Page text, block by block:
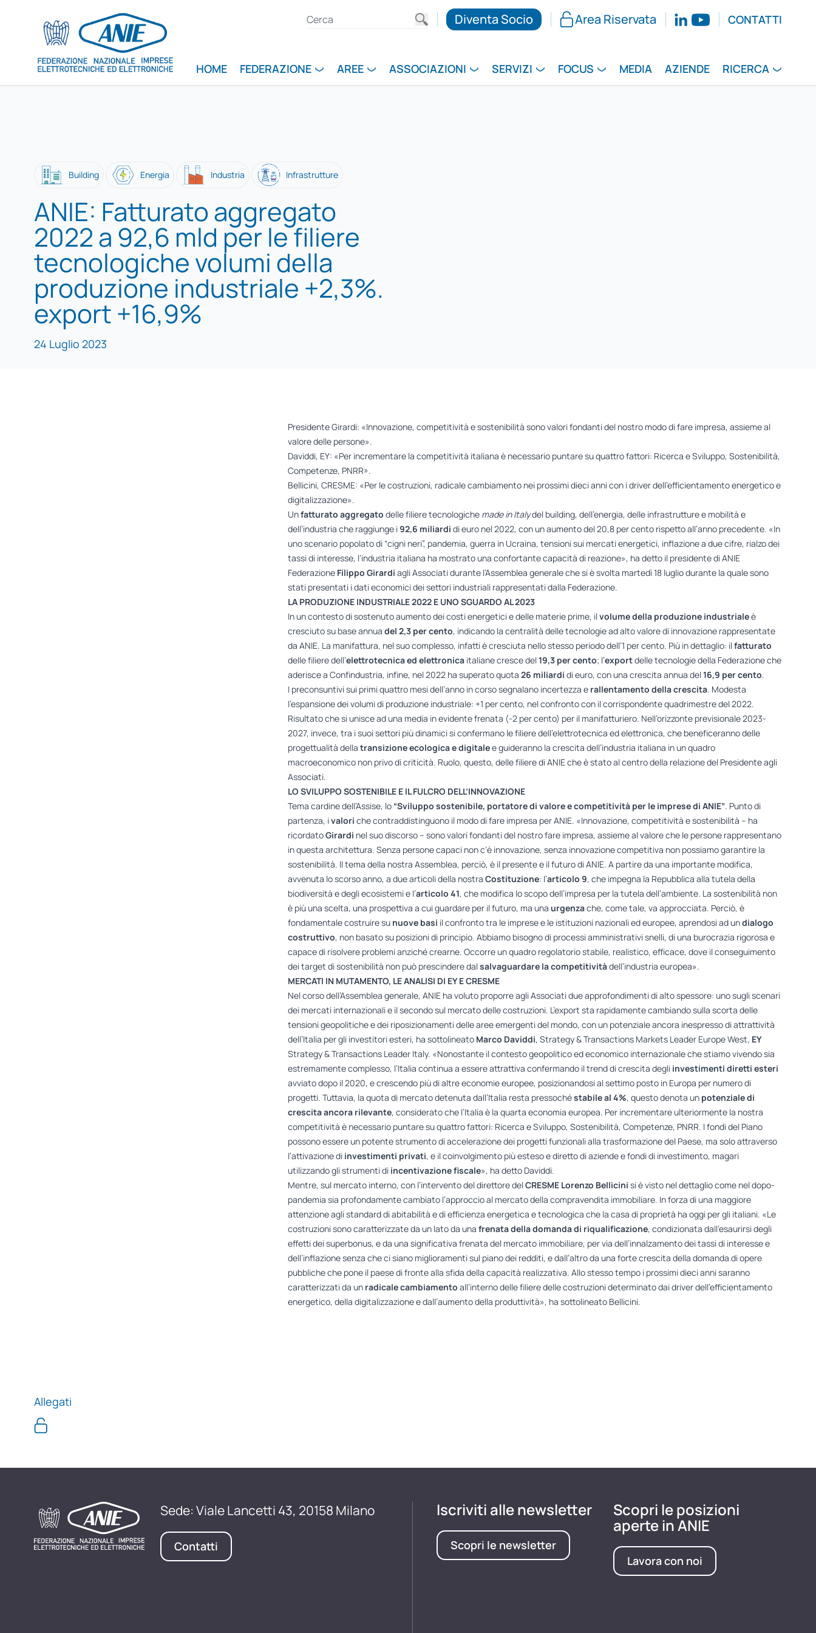
Diventa Socio Area Riservata CONTATTI
HOME FEDERAZIONE AREE ASSOCIAZIONI SERVIZI FOCUS MEDIA AZIENDE RICERCA
Building Energia Industria Infrastrutture
ANIE: Fatturato aggregato
2022 a 92,6 mld per le filiere
tecnologiche volumi della
produzione industriale +2,3%.
export +16,9%
24 Luglio 2023
Presidente Girardi: «Innovazione, competitività e sostenibilità sono valori fondanti del nostro modo di fare impresa, assieme al
valore delle persone».
Daviddi, EY: «Per incrementare la competitività italiana è necessario puntare su quattro fattori: Ricerca e Sviluppo, Sostenibilità,
Competenze, PNRR».
Bellicini, CRESME: «Per le costruzioni, radicale cambiamento nei prossimi dieci anni con i driver dell’efficientamento energetico e
digitalizzazione».
Unfatturato aggregato delle filiere tecnologiche made in Italydel building, dell’energia, delle infrastrutture e mobilità e
dell’industria che raggiunge i92,6 miliardi di euro nel 2022, con un aumento del 20,8 per cento rispetto all’anno precedente. «In
uno scenario popolato di “cigni neri”, pandemia, guerra in Ucraina, tensioni sui mercati energetici, inflazione a due cifre, rialzo dei
tassi di interesse, l’industria italiana ha mostrato una confortante capacità di reazione», ha detto il presidente di ANIE
Federazione Filippo Girardi agli Associati durante l’Assemblea generale che si è svolta martedì 18 luglio durante la quale sono
stati presentati i dati economici dei settori industriali rappresentati dalla Federazione.
LA PRODUZIONE INDUSTRIALE 2022 E UNO SGUARDO AL 2023
In un contesto di sostenuto aumento dei costi energetici e delle materie prime, ilvolume della produzione industrialeè
cresciuto su base annua del 2,3 per cento, indicando la centralità delle tecnologie ad alto valore di innovazione rappresentate
da ANIE. La manifattura, nel suo complesso, infatti è cresciuta nello stesso periodo dell’1 per cento. Più in dettaglio: ilfatturato
delle filiere dell’elettrotecnica ed elettronicaitaliane cresce del19,3 per cento; l’exportdelle tecnologie della Federazione che
aderisce a Confindustria, infine, nel 2022 ha superato quota 26 miliardi di euro, con una crescita annua del16,9 per cento.
I preconsuntivi sui primi quattro mesi dell’anno in corso segnalano incertezza e rallentamento della crescita. Modesta
l’espansione dei volumi di produzione industriale: +1 per cento, nel confronto con il corrispondente quadrimestre del 2022.
Risultato che si unisce ad una media in evidente frenata (-2 per cento) per il manifatturiero. Nell’orizzonte previsionale 2023-
2027, invece, tra i suoi settori più dinamici si confermano le filiere dell’elettrotecnica ed elettronica, che beneficeranno delle
progettualità della transizione ecologica e digitalee guideranno la crescita dell’industria italiana in un quadro
macroeconomico non privo di criticità. Ruolo, questo, delle filiere di ANIE che è stato al centro della relazione del Presidente agli
Associati.
LO SVILUPPO SOSTENIBILE E IL FULCRO DELL’INNOVAZIONE
Tema cardine dell’Assise, lo “Sviluppo sostenibile, portatore di valore e competitività per le imprese di ANIE”. Punto di
partenza, ivalori che contraddistinguono il modo di fare impresa per ANIE. «Innovazione, competitività e sostenibilità – ha
ricordatoGirardi nel suo discorso – sono valori fondanti del nostro fare impresa, assieme al valore che le persone rappresentano
in questa architettura. Senza persone capaci non c’è innovazione, senza innovazione competitiva non possiamo garantire la
sostenibilità. Il tema della nostra Assemblea, perciò, è il presente e il futuro di ANIE. A partire da una importante modifica,
avvenuta lo scorso anno, a due articoli della nostra Costituzione: l’articolo 9, che impegna la Repubblica alla tutela della
biodiversità e degli ecosistemi e l’articolo 41, che modifica lo scopo dell’impresa per la tutela dell’ambiente. La sostenibilità non
è più una scelta, una prospettiva a cui guardare per il futuro, ma una urgenzache, come tale, va approcciata. Perciò, è
fondamentale costruire su nuove basi il confronto tra le imprese e le istituzioni nazionali ed europee, aprendosi ad undialogo
costruttivo, non basato su posizioni di principio. Abbiamo bisogno di processi amministrativi snelli, di una burocrazia rigorosa e
capace di risolvere problemi anziché crearne. Occorre un quadro regolatorio stabile, realistico, efficace, dove il conseguimento
dei target di sostenibilità non può prescindere dalsalvaguardare la competitivitàdell’industria europea».
MERCATI IN MUTAMENTO, LE ANALISI DI EY E CRESME
Nel corso dell’Assemblea generale, ANIE ha voluto proporre agli Associati due approfondimenti di alto spessore: uno sugli scenari
dei mercati internazionali e il secondo sul mercato delle costruzioni. L’export sta rapidamente cambiando sulla scorta delle
tensioni geopolitiche e dei riposizionamenti delle aree emergenti del mondo, con un potenziale ancora inespresso di attrattività
dell’Italia per gli investitori esteri, ha sottolineato Marco Daviddi, Strategy & Transactions Markets Leader Europe West, EY
Strategy & Transactions Leader Italy. «Nonostante il contesto geopolitico ed economico internazionale che stiamo vivendo sia
estremamente complesso, l’Italia continua a essere attrattiva confermando il trend di crescita degli investimenti diretti esteri
avviato dopo il 2020, e crescendo più di altre economie europee, posizionandosi al settimo posto in Europa per numero di
progetti. Tuttavia, la quota di mercato detenuta dall’Italia resta pressochéstabile al 4%, questo denota un potenziale di
crescita ancora rilevante, considerato che l’Italia è la quarta economia europea. Per incrementare ulteriormente la nostra
competitività è necessario puntare su quattro fattori: Ricerca e Sviluppo, Sostenibilità, Competenze, PNRR. I fondi del Piano
possono essere un potente strumento di accelerazione dei progetti funzionali alla trasformazione del Paese, ma solo attraverso
l’attivazione di investimenti privati, e il coinvolgimento più esteso e diretto di aziende e fondi di investimento, magari
utilizzando gli strumenti di incentivazione fiscale», ha detto Daviddi.
Mentre, sul mercato interno, con l’intervento del direttore delCRESME Lorenzo Bellicini si è visto nel dettaglio come nel dopo-
pandemia sia profondamente cambiato l’approccio al mercato della compravendita immobiliare. In forza di una maggiore
attenzione agli standard di abitabilità e di efficienza energetica e tecnologica che la casa di proprietà ha oggi per gli italiani. «Le
costruzioni sono caratterizzate da un lato da una frenata della domanda di riqualificazione, condizionata dall’esaurirsi degli
effetti dei superbonus, e da una significativa frenata del mercato immobiliare, per via dell’innalzamento dei tassi di interesse e
dell’inflazione senza che ci siano miglioramenti sul piano dei redditi, e dall’altro da una forte crescita della domanda di opere
pubbliche che pone il paese di fronte alla sfida della capacità realizzativa. Allo stesso tempo i prossimi dieci anni saranno
caratterizzati da un radicale cambiamento all’interno delle filiere delle costruzioni determinato dai driver dell’efficientamento
energetico, della digitalizzazione e dall’aumento della produttività», ha sottolineato Bellicini.
Allegati
Sede: Viale Lancetti 43, 20158 Milano
Contatti
Iscriviti alle newsletter
Scopri le newsletter
Scopri le posizioni
aperte in ANIE
Lavora con noi